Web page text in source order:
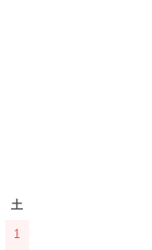
土
1